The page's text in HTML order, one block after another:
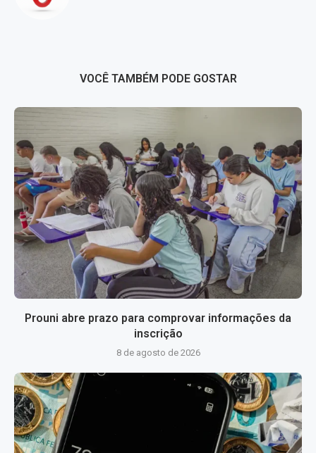
VOCÊ TAMBÉM PODE GOSTAR
Prouni abre prazo para comprovar informações da
inscrição
8 de agosto de 2026